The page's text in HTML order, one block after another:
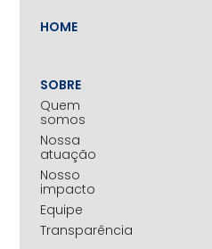
HOME
SOBRE
Quem
somos
Nossa
atuação
Nosso
impacto
Equipe
Transparência